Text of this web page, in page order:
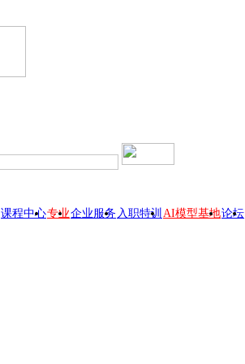
课程中心专业企业服务 入职特训 AI模型基地论坛